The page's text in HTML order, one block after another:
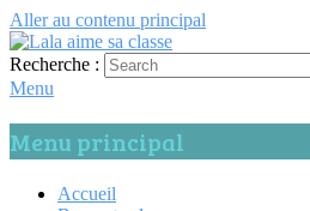
Aller au contenu principal
Lala aime sa classe
Anglais, cartes mentales et ….
Recherche :
Menu
Menu principal
Accueil